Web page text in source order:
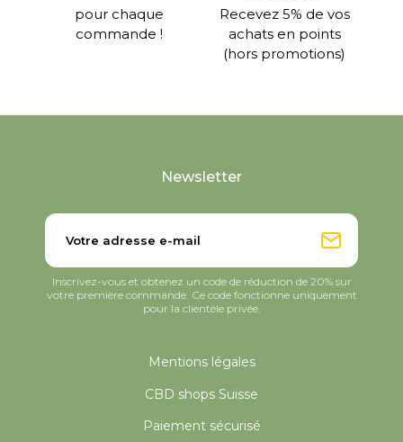
pour chaque
commande !
Recevez 5% de vos
achats en points
(hors promotions)
Mentions légales
CBD shops Suisse
Paiement sécurisé
Newsletter
Inscrivez-vous et obtenez un code de réduction de 20% sur
votre première commande. Ce code fonctionne uniquement
pour la clientèle privée.